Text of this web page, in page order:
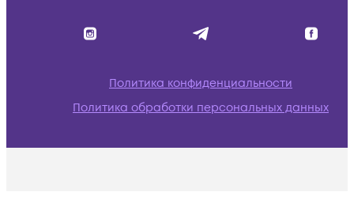
Политика конфиденциальности
Политика обработки персональных данных